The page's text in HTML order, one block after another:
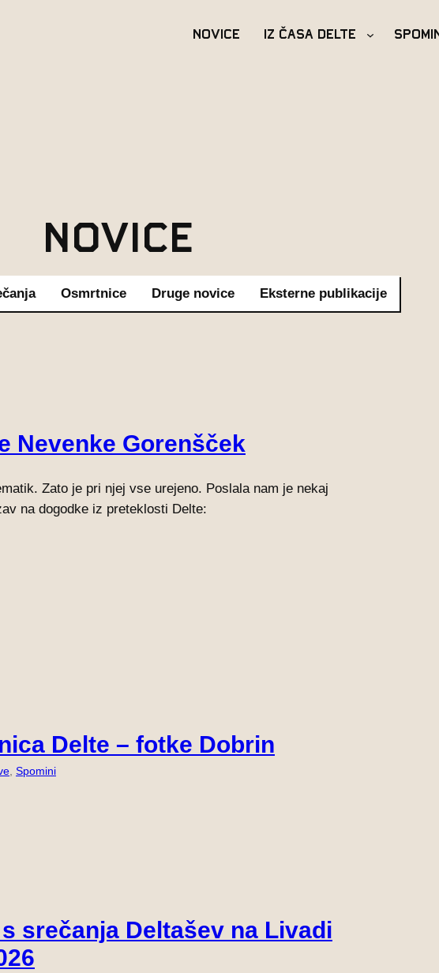
Novice Iz časa Delte Spomini
Novice
Osmrtnice Druge novice Eksterne publikacije
Nevenke Gorenšček
Zato je pri njej vse urejeno. Poslala nam je nekaj
na dogodke iz preteklosti Delte:
Delte – fotke Dobrin
Spomini
srečanja Deltašev na Livadi